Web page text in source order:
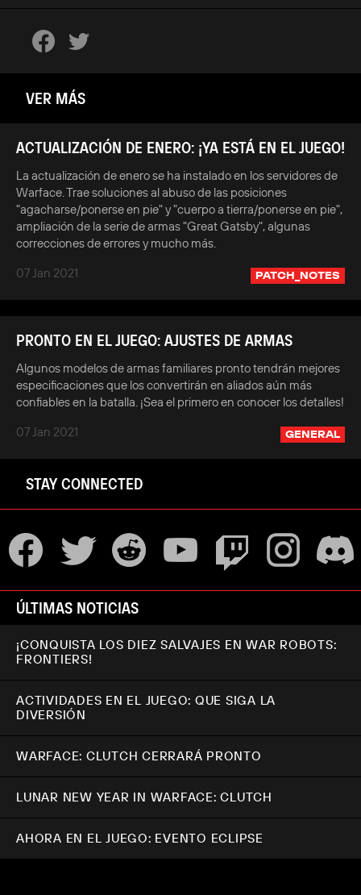
VER MÁS
ACTUALIZACIÓN DE ENERO: ¡YA ESTÁ EN EL JUEGO!
La actualización de enero se ha instalado en los servidores de
Warface. Trae soluciones al abuso de las posiciones
"agacharse/ponerse en pie" y "cuerpo a tierra/ponerse en pie",
ampliación de la serie de armas "Great Gatsby", algunas
correcciones de errores y mucho más.
07 Jan 2021
PATCH_NOTES
PRONTO EN EL JUEGO: AJUSTES DE ARMAS
Algunos modelos de armas familiares pronto tendrán mejores
especificaciones que los convertirán en aliados aún más
confiables en la batalla. ¡Sea el primero en conocer los detalles!
07 Jan 2021
GENERAL
STAY CONNECTED
ÚLTIMAS NOTICIAS
¡CONQUISTA LOS DIEZ SALVAJES EN WAR ROBOTS:
FRONTIERS!
ACTIVIDADES EN EL JUEGO: QUE SIGA LA
DIVERSIÓN
WARFACE: CLUTCH CERRARÁ PRONTO
LUNAR NEW YEAR IN WARFACE: CLUTCH
AHORA EN EL JUEGO: EVENTO ECLIPSE